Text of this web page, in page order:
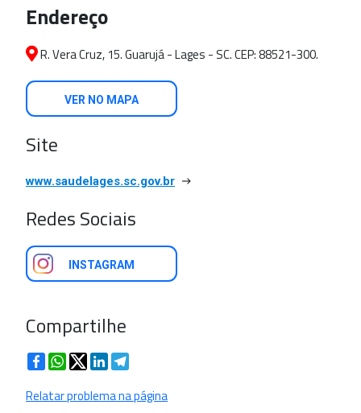
Endereço
R. Vera Cruz, 15. Guarujá - Lages - SC. CEP: 88521-300.
VER NO MAPA
Site
www.saudelages.sc.gov.br
Redes Sociais
INSTAGRAM
Compartilhe
FacebookWhatsApp
TwitterLinkedIn
Relatar problema na página